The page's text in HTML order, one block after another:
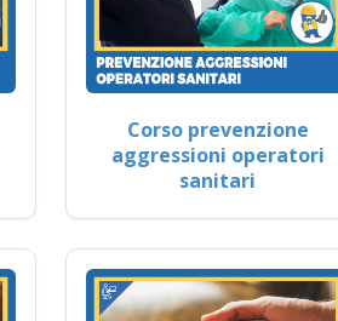
Corso prevenzione
aggressioni operatori
sanitari